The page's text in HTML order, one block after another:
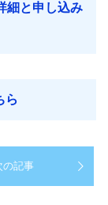
細と申し込み
ら
の記事